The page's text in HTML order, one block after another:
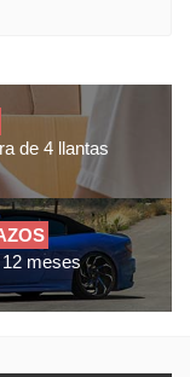
de 4 llantas
meses